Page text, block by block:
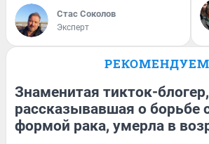
Стас Соколов
Эксперт
РЕКОМЕНДУЕМ
Знаменитая тикток-блогер,
рассказывавшая о борьбе
формой рака, умерла в